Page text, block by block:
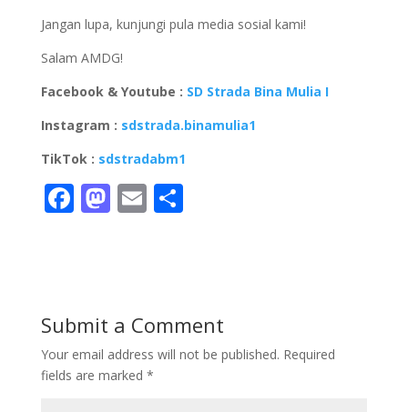
Jangan lupa, kunjungi pula media sosial kami!
Salam AMDG!
Facebook & Youtube : SD Strada Bina Mulia I
Instagram : sdstrada.binamulia1
TikTok : sdstradabm1
F
o
o
k
M
o
n
E S
Submit a Comment
Your email address will not be published. Required
fields are marked *